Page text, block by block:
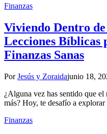
Finanzas
Viviendo Dentro
Lecciones Bíblicas
Finanzas Sanas
Por Jesús y Zoraidajunio 18,
¿Alguna vez has sentido que el
más? Hoy, te desafío a
Finanzas